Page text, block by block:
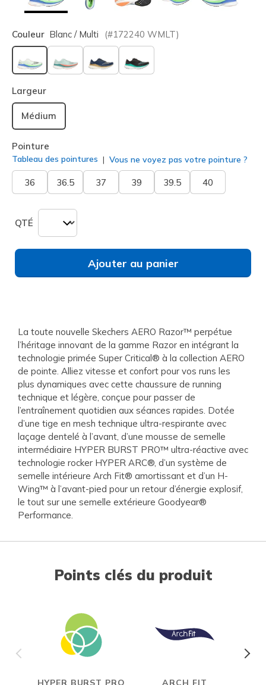
Couleur Blanc / Multi (#172240 WMLT)
sélectionné
Largeur
Médium
Pointure
Tableau des pointures Vous ne voyez pas votre pointure ?
36 36.5 37 39 39.5 40
QTÉ
Ajouter au panier
La toute nouvelle Skechers AERO Razor™ perpétue
l’héritage innovant de la gamme Razor en intégrant la
technologie primée Super Critical® à la collection AERO
de pointe. Alliez vitesse et confort pour vos runs les
plus dynamiques avec cette chaussure de running
technique et légère, conçue pour passer de
l’entraînement quotidien aux séances rapides. Dotée
d’une tige en mesh technique ultra-respirante avec
laçage dentelé à l’avant, d’une mousse de semelle
intermédiaire HYPER BURST PRO™ ultra-réactive avec
technologie rocker HYPER ARC®, d’un système de
semelle intérieure Arch Fit® amortissant et d’un H-
Wing™ à l’avant-pied pour un retour d’énergie explosif,
le tout sur une semelle extérieure Goodyear®
Performance.
Points clés du produit
HYPER BURST PRO ARCH FIT